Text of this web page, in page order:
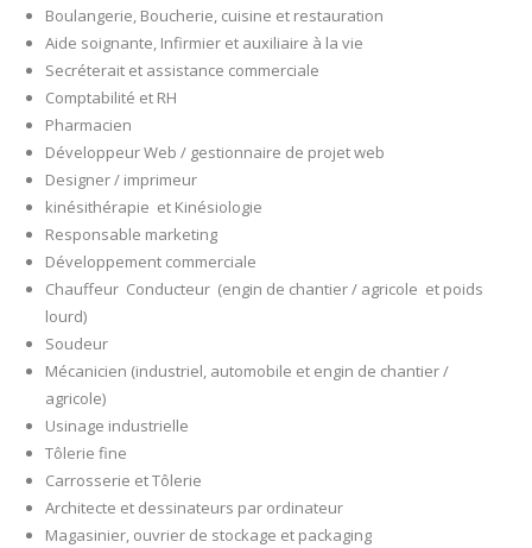
Boulangerie, Boucherie, cuisine et restauration
Aide soignante, Infirmier et auxiliaire à la vie
Secréterait et assistance commerciale
Comptabilité et RH
Pharmacien
Développeur Web / gestionnaire de projet web
Designer / imprimeur
kinésithérapie et Kinésiologie
Responsable marketing
Développement commerciale
Chauffeur Conducteur (engin de chantier / agricole et poids
lourd)
Soudeur
Mécanicien (industriel, automobile et engin de chantier /
agricole)
Usinage industrielle
Tôlerie fine
Carrosserie et Tôlerie
Architecte et dessinateurs par ordinateur
Magasinier, ouvrier de stockage et packaging